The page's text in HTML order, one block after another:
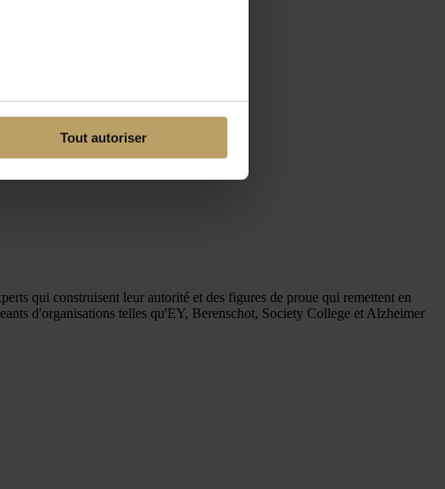
Tout autoriser
qui construisent leur autorité et des figures de proue qui remettent en
d'organisations telles qu'EY, Berenschot, Society College et Alzheimer